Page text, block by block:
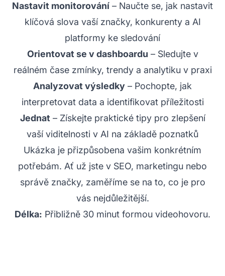
Nastavit monitorování – Naučte se, jak nastavit
klíčová slova vaší značky, konkurenty a AI
platformy ke sledování
Orientovat se v dashboardu – Sledujte v
reálném čase zmínky, trendy a analytiku v praxi
Analyzovat výsledky – Pochopte, jak
interpretovat data a identifikovat příležitosti
Jednat – Získejte praktické tipy pro zlepšení
vaší viditelnosti v AI na základě poznatků
Ukázka je přizpůsobena vašim konkrétním
potřebám. Ať už jste v SEO, marketingu nebo
správě značky, zaměříme se na to, co je pro
vás nejdůležitější.
Délka: Přibližně 30 minut formou videohovoru.